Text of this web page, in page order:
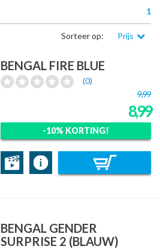
1
Sorteer op: Prijs
BENGAL FIRE BLUE
(0)
9,99
8,99
-10% KORTING!
BENGAL GENDER
SURPRISE 2 (BLAUW)